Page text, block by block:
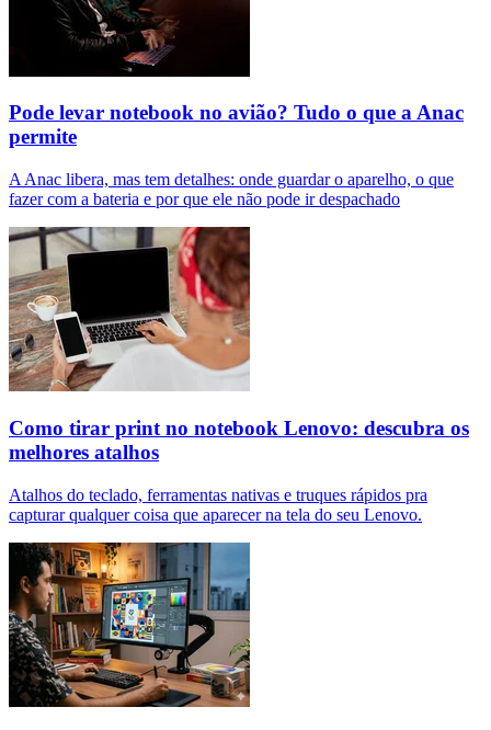
Pode levar notebook no avião? Tudo o que a Anac
permite
A Anac libera, mas tem detalhes: onde guardar o aparelho, o que
fazer com a bateria e por que ele não pode ir despachado
Como tirar print no notebook Lenovo: descubra os
melhores atalhos
Atalhos do teclado, ferramentas nativas e truques rápidos pra
capturar qualquer coisa que aparecer na tela do seu Lenovo.